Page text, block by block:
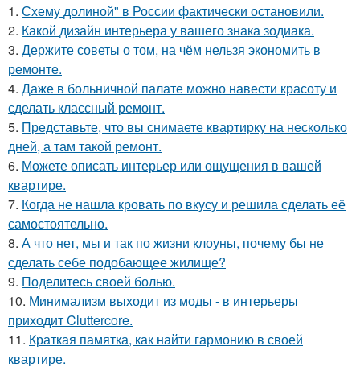
1. Схему долиной" в России фактически остановили.
2. Какой дизайн интерьера у вашего знака зодиака.
3. Держите советы о том, на чём нельзя экономить в
ремонте.
4. Даже в больничной палате можно навести красоту и
сделать классный ремонт.
5. Представьте, что вы снимаете квартирку на несколько
дней, а там такой ремонт.
6. Можете описать интерьер или ощущения в вашей
квартире.
7. Когда не нашла кровать по вкусу и решила сделать её
самостоятельно.
8. А что нет, мы и так по жизни клоуны, почему бы не
сделать себе подобающее жилище?
9. Поделитесь своей болью.
10. Минимализм выходит из моды - в интерьеры
приходит Cluttercore.
11. Краткая памятка, как найти гармонию в своей
квартире.